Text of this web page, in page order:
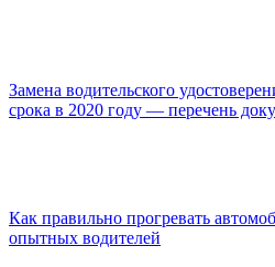
Замена водительского
срока в 2020 году — перечень
Как правильно прогревать
опытных водителей